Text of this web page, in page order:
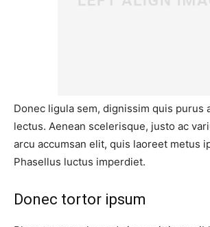
Donec ligula sem, dignissim quis purus
lectus. Aenean scelerisque, justo ac
arcu accumsan elit, quis laoreet metus
Phasellus luctus imperdiet.
Donec tortor ipsum